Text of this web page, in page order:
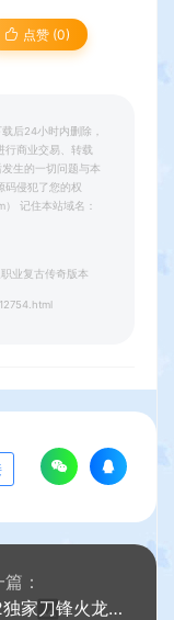
点赞 (0)
后24小时内删除，
行商业交易、转载
生的一切问题与本
码侵犯了您的权
记住本站域名：
业复古传奇版本
：
1.82独家刀锋火龙三职业传奇带假人全新版本【Gom引擎】